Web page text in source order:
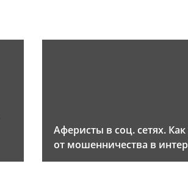
Аферисты в соц. сетях.
от мошенничества в